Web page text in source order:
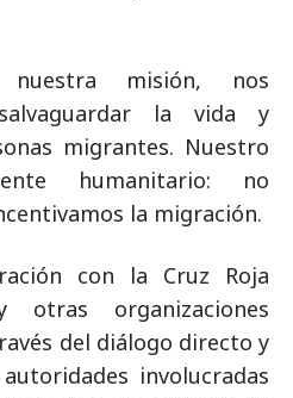
misión, nos
la vida y
migrantes. Nuestro
humanitario: no
la migración.
con la Cruz Roja
otras organizaciones
del diálogo directo y
involucradas